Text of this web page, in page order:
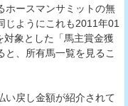
ホースマンサミットの無
じようにこれも2011年01
対象とした「馬主賞金獲
、所有馬一覧を見るこ
い戻し金額が紹介されて